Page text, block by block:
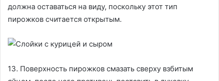
должна оставаться на виду, поскольку этот тип
пирожков считается открытым.
13. Поверхность пирожков смазать сверху взбитым